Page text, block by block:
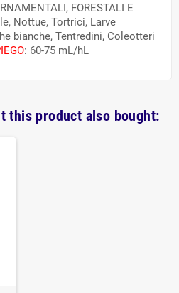
FORESTALI E
Nottue, Tortrici, Larve
bianche, Tentredini, Coleotteri
: 60-75 mL/hL
this product also bought: